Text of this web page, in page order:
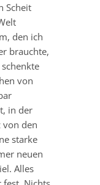
Scheit
den ich
brauchte,
von
in der
von den
starke
neuen
Alles